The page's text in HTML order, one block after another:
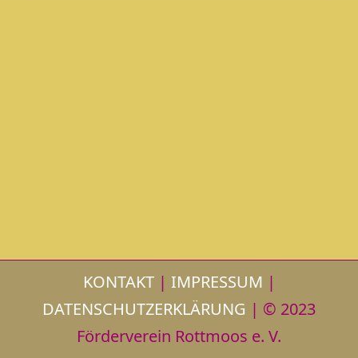
KONTAKT| IMPRESSUM |
DATENSCHUTZERKLÄRUNG | © 2023
Förderverein Rottmoos e. V.